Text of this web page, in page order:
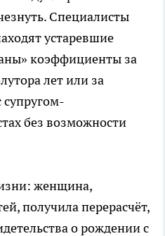
Специалисты
устаревшие
коэффициенты за
лет или за
без возможности
женщина,
получила перерасчёт,
о рождении с